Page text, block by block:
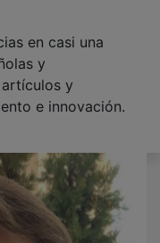
en casi una
y
y
e innovación.